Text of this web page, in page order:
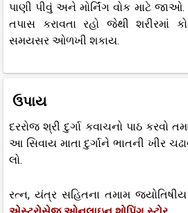
પાણી પીવું અને મોર્નિંગ વોક માટે
તપાસ કરાવતા રહો જેથી શરીરમાં
સમયસર ઓળખી શકાય.
ઉપાય
દરરોજ શ્રી દુર્ગા કવાચનો પાઠ કરવો
આ સિવાય માતા દુર્ગાને ભાતની ખીર
લો.
રત્ન, યંત્ર સહિતના તમામ જ્યોતિષીય